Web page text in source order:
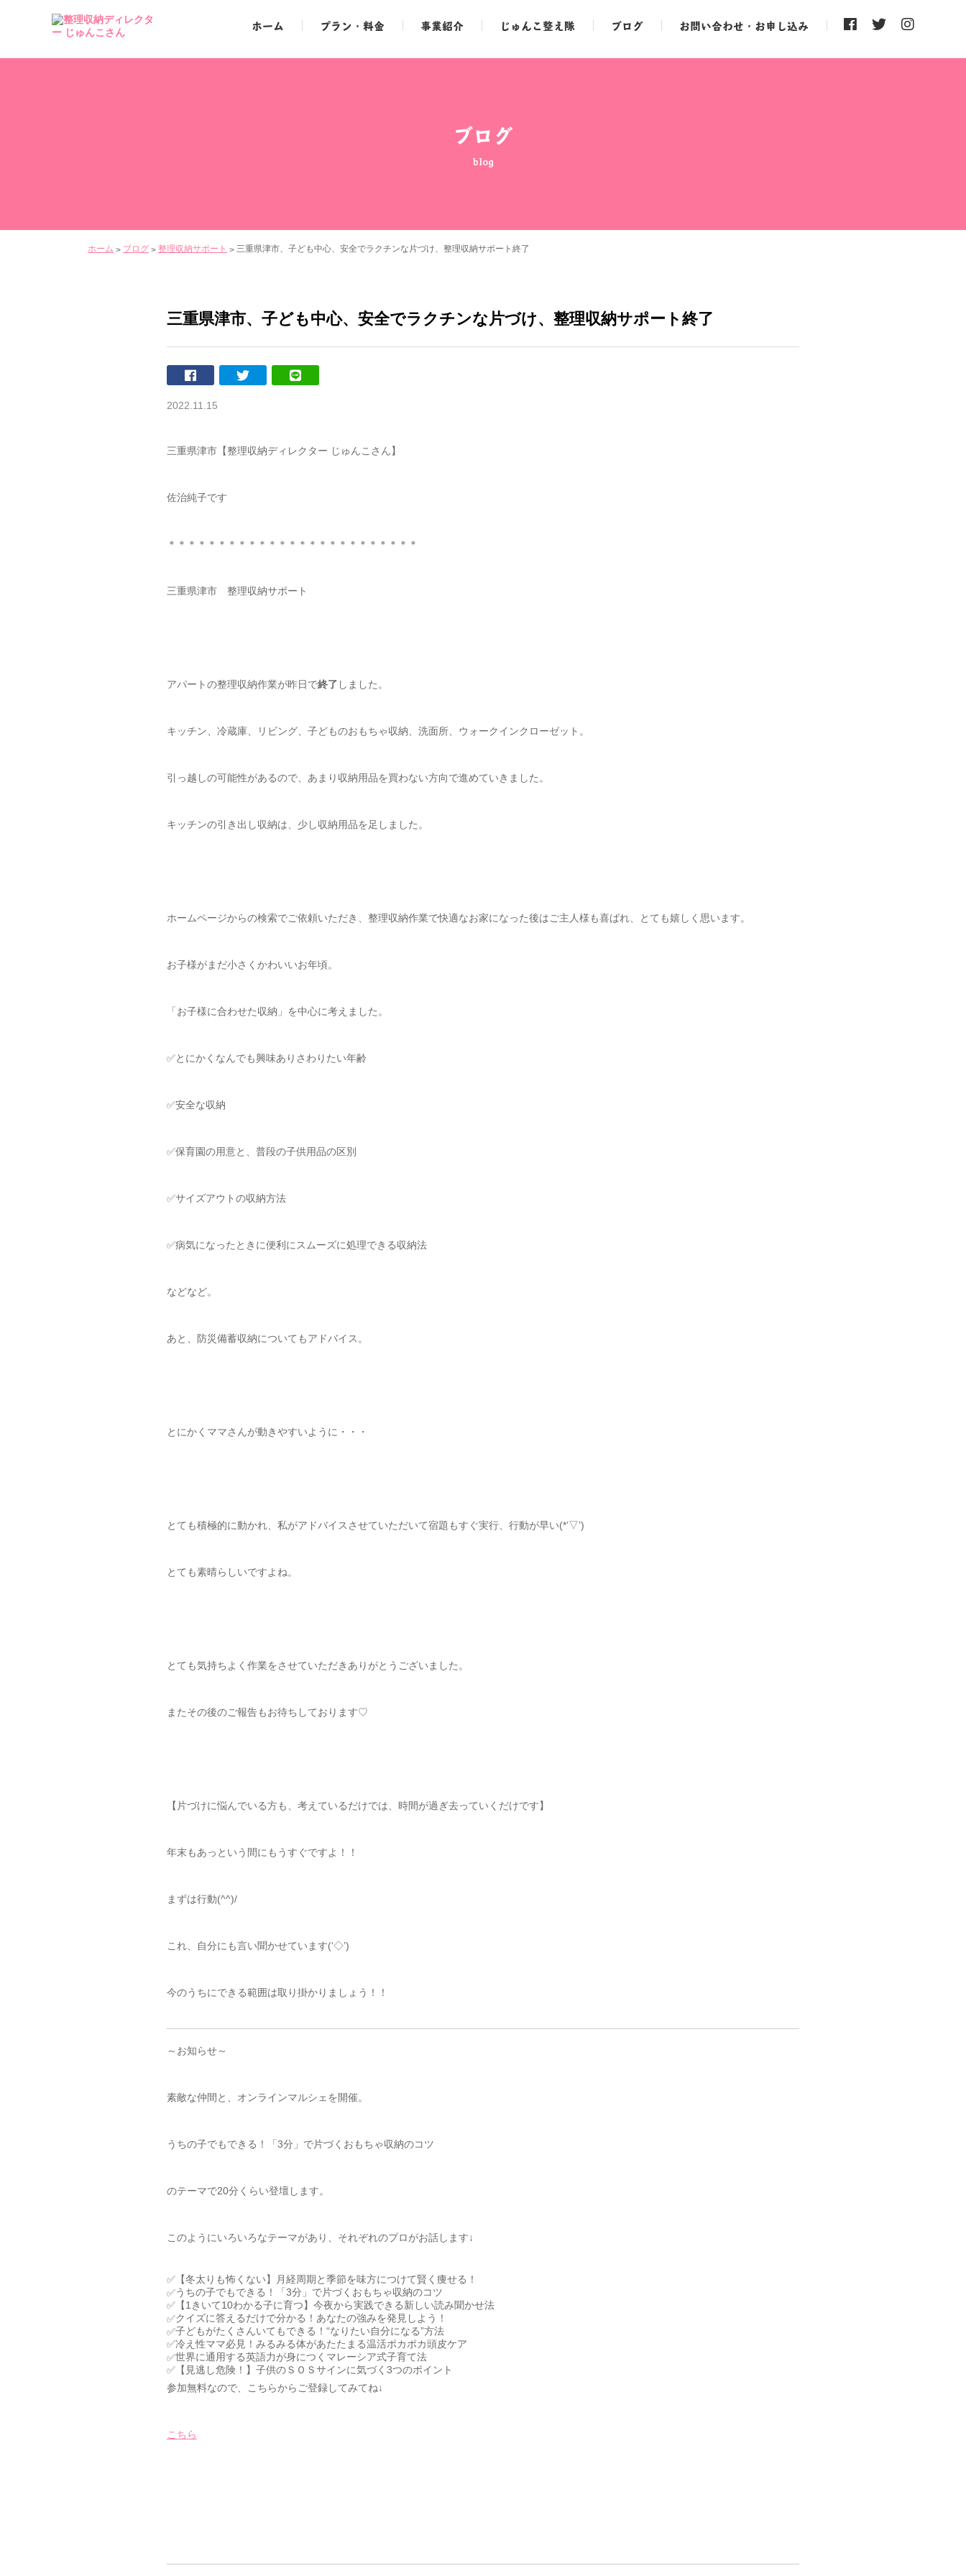
ホーム プラン・料金 事業紹介 じゅんこ整え隊 ブログ お問い合わせ・お申し込み
ブログ
blog
ホーム > ブログ > 整理収納サポート > 三重県津市、子ども中心、安全でラクチンな片づけ、整理収納サポート終了
三重県津市、子ども中心、安全でラクチンな片づけ、整理収納サポート終了
2022.11.15
三重県津市【整理収納ディレクター じゅんこさん】
佐治純子です
＊＊＊＊＊＊＊＊＊＊＊＊＊＊＊＊＊＊＊＊＊＊＊＊＊
三重県津市 整理収納サポート
アパートの整理収納作業が昨日で終了 しました。
キッチン、冷蔵庫、リビング、子どものおもちゃ収納、洗面所、ウォークインクローゼット。
引っ越しの可能性があるので、あまり収納用品を買わない方向で進めていきました。
キッチンの引き出し収納は、少し収納用品を足しました。
ホームページからの検索でご依頼いただき、整理収納作業で快適なお家になった後はご主人様も喜ばれ、とても嬉しく思います。
お子様がまだ小さくかわいいお年頃。
「お子様に合わせた収納」を中心に考えました。
✅とにかくなんでも興味ありさわりたい年齢
✅安全な収納
✅保育園の用意と、普段の子供用品の区別
✅サイズアウトの収納方法
✅病気になったときに便利にスムーズに処理できる収納法
などなど。
あと、防災備蓄収納についてもアドバイス。
とにかくママさんが動きやすいように・・・
とても積極的に動かれ、私がアドバイスさせていただいて宿題もすぐ実行、行動が早い(*’▽’)
とても素晴らしいですよね。
とても気持ちよく作業をさせていただきありがとうございました。
またその後のご報告もお待ちしております♡
【片づけに悩んでいる方も、考えているだけでは、時間が過ぎ去っていくだけです】
年末もあっという間にもうすぐですよ！！
まずは行動(^^)/
これ、自分にも言い聞かせています(‘◇’)ゞ
今のうちにできる範囲は取り掛かりましょう！！
～お知らせ～
素敵な仲間と、オンラインマルシェを開催。
うちの子でもできる！「3分」で片づくおもちゃ収納のコツ
のテーマで20分くらい登壇します。
このようにいろいろなテーマがあり、それぞれのプロがお話します↓
✅【冬太りも怖くない】月経周期と季節を味方につけて賢く痩せる！
✅うちの子でもできる！「3分」で片づくおもちゃ収納のコツ
✅【1きいて10わかる子に育つ】今夜から実践できる新しい読み聞かせ法
✅クイズに答えるだけで分かる！あなたの強みを発見しよう！
✅子どもがたくさんいてもできる！“なりたい自分になる”方法
✅冷え性ママ必見！みるみる体があたたまる温活ポカポカ頭皮ケア
✅世界に通用する英語力が身につくマレーシア式子育て法
✅【見逃し危険！】子供のＳＯＳサインに気づく3つのポイント
参加無料なので、こちらからご登録してみてね↓
こちら